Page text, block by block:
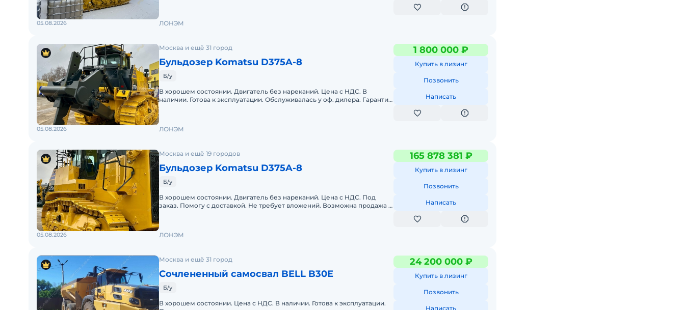
05.08.2026 ЛОНЭМ
Москва и ещё 31 город
Бульдозер Komatsu D375A-8
Б/у
В хорошем состоянии. Двигатель без нареканий. Цена с НДС. В
наличии. Готова к эксплуатации. Обслуживалась у оф. дилера. Гарантия
1 800 000 ₽
Купить в лизинг
Позвонить
Написать
05.08.2026 ЛОНЭМ
Москва и ещё 19 городов
Бульдозер Komatsu D375A-8
Б/у
В хорошем состоянии. Двигатель без нареканий. Цена с НДС. Под
заказ. Помогу с доставкой. Не требует вложений. Возможна продажа в
165 878 381 ₽
Купить в лизинг
Позвонить
Написать
05.08.2026 ЛОНЭМ
Москва и ещё 31 город
Сочлененный самосвал BELL B30E
Б/у
В хорошем состоянии. Цена с НДС. В наличии. Готова к эксплуатации.
24 200 000 ₽
Купить в лизинг
Позвонить
Написать